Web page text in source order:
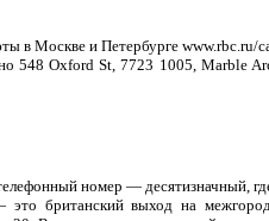
в Москве и Петербурге www.rbc.ru/
548 Oxford St, 7723 1005, Marble
номер — десятизначный,
британский выход на